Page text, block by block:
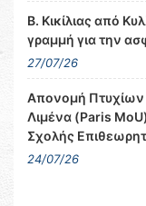
Β. Κικίλιας από
γραμμή για την
27/07/26
Απονομή Πτυχίων
Λιμένα (Paris
Σχολής
24/07/26